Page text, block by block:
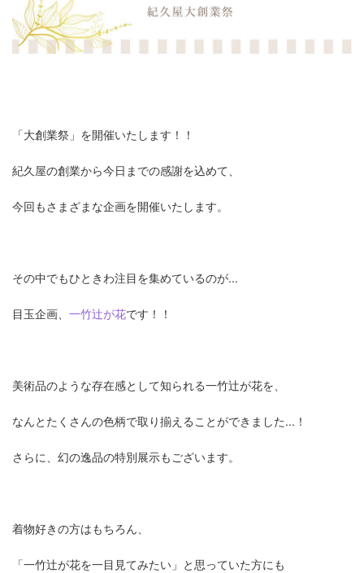
「大創業祭」を開催いたします！！
紀久屋の創業から今日までの感謝を込めて、
今回もさまざまな企画を開催いたします。
その中でもひときわ注目を集めているのが...
目玉企画、 一竹辻が花です！！
美術品のような存在感として知られる一竹辻が花を、
なんとたくさんの色柄で取り揃えることができました...！
さらに、幻の逸品の特別展示もございます。
着物好きの方はもちろん、
「一竹辻が花を一目見てみたい」と思っていた方にも